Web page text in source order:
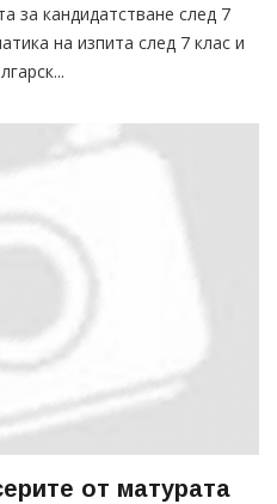
за кандидатстване след 7
на изпита след 7 клас и
от матурата